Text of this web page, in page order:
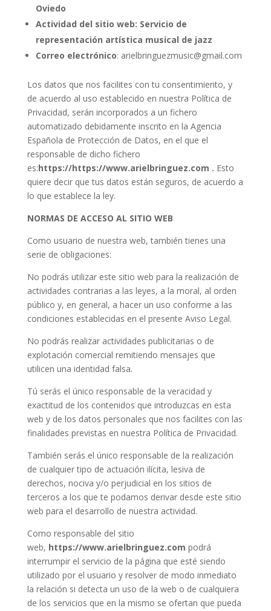
Oviedo
Actividad del sitio web: Servicio de
representación artística musical de jazz
Correo electrónico: arielbringuezmusic@gmail.com
Los datos que nos facilites con tu consentimiento, y
de acuerdo al uso establecido en nuestra Política de
Privacidad, serán incorporados a un fichero
automatizado debidamente inscrito en la Agencia
Española de Protección de Datos, en el que el
responsable de dicho fichero
es:https://https://www.arielbringuez.com . Esto
quiere decir que tus datos están seguros, de acuerdo a
lo que establece la ley.
NORMAS DE ACCESO AL SITIO WEB
Como usuario de nuestra web, también tienes una
serie de obligaciones:
No podrás utilizar este sitio web para la realización de
actividades contrarias a las leyes, a la moral, al orden
público y, en general, a hacer un uso conforme a las
condiciones establecidas en el presente Aviso Legal.
No podrás realizar actividades publicitarias o de
explotación comercial remitiendo mensajes que
utilicen una identidad falsa.
Tú serás el único responsable de la veracidad y
exactitud de los contenidos que introduzcas en esta
web y de los datos personales que nos facilites con las
finalidades previstas en nuestra Política de Privacidad.
También serás el único responsable de la realización
de cualquier tipo de actuación ilícita, lesiva de
derechos, nociva y/o perjudicial en los sitios de
terceros a los que te podamos derivar desde este sitio
web para el desarrollo de nuestra actividad.
Como responsable del sitio
web, https://www.arielbringuez.com podrá
interrumpir el servicio de la página que esté siendo
utilizado por el usuario y resolver de modo inmediato
la relación si detecta un uso de la web o de cualquiera
de los servicios que en la mismo se ofertan que pueda